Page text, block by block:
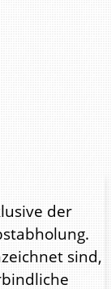
der
sind,